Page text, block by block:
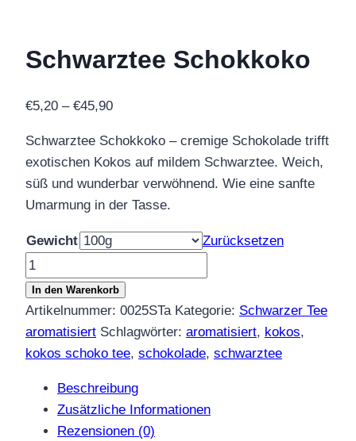
Schwarztee Schokkoko
€5,20 – €45,90Preisspanne:
bis
€45,90
Schwarztee Schokkoko – cremige Schokolade trifft
exotischen Kokos auf mildem Schwarztee. Weich,
süß und wunderbar verwöhnend. Wie eine sanfte
Umarmung in der Tasse.
Gewicht
Zurücksetzen
Schwarztee
Schokkoko
Menge
In den Warenkorb
Artikelnummer: 0025STa Kategorie: Schwarzer Tee
aromatisiert Schlagwörter: aromatisiert, kokos,
kokos schoko tee, schokolade, schwarztee
Beschreibung
Zusätzliche Informationen
Rezensionen (0)